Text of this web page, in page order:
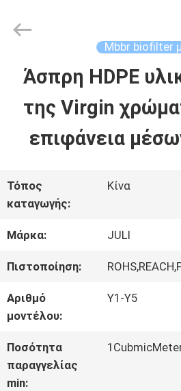
ΣΠΊΤΙ
ΠΡΟΪΌΝΤΑ
ΣΧΕΤΙΚΆ
ΜΕ
ΕΜΆΣ
ΕΠΙΣΚΕΨΉ
ΕΡΓΟΣΤΑΣΊΟΥ
ΈΛΕΓΧΟΣ
Plastic
CO.,LTD.
Reserved.
Developed
Mbbr biofilter
Άσπρη HDPE
της Virgin
επιφάνεια
Τόπος
καταγωγής:
Κίνα
Μάρκα: JULI
Πιστοποίηση:
Αριθμό
μοντέλου:
Y1-Y5
Ποσότητα
παραγγελίας
min: